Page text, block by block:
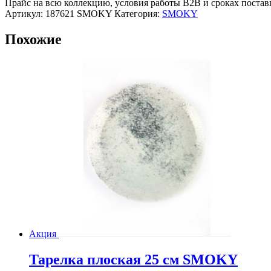
SMOKY
Прайс на всю коллекцию, условия работы В2В и сроках
Артикул: 187621 SMOKY Категория: SMOKY
Похожие
Акция
Тарелка плоская 25 см SMOKY